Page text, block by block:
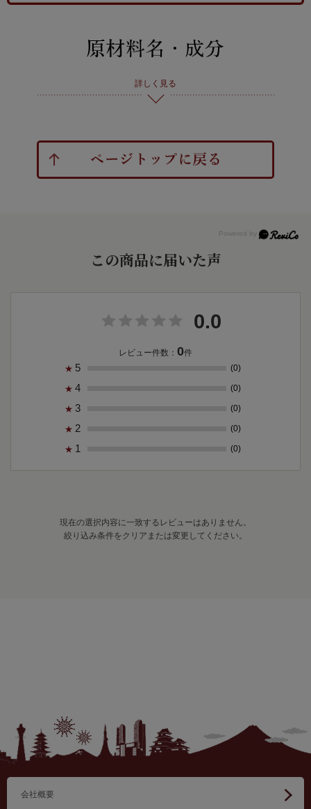
詳しく見る
この商品に届いた声
0.0
レビュー件数： 0件
★ 5 (0)
★ 4 (0)
★ 3 (0)
★ 2 (0)
★ 1 (0)
現在の選択内容に一致するレビューはありません。
絞り込み条件をクリアまたは変更してください。
会社概要